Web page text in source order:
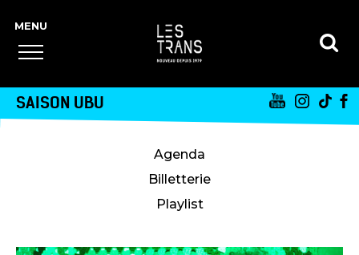
SAISON UBU
Agenda
Billetterie
Playlist